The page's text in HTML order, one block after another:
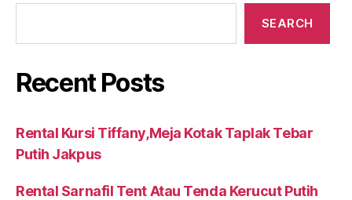
SEARCH
Recent Posts
Rental Kursi Tiffany,Meja Kotak Taplak Tebar
Putih Jakpus
Rental Sarnafil Tent Atau Tenda Kerucut Putih